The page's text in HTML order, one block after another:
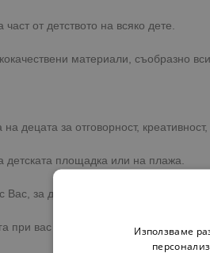
от детството на всяко дете.
материали, съобразно
децата за отговорност,
детската площадка или на плажа.
за да уточни цветовете на
при вас с бърза и сигурнаИзползваме